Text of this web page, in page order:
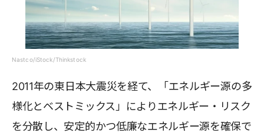
Nastco/iStock/Thinkstock
2011年の東日本大震災を経て、「エネルギー源の多
様化とベストミックス」によりエネルギー・リスク
を分散し、安定的かつ低廉なエネルギー源を確保で